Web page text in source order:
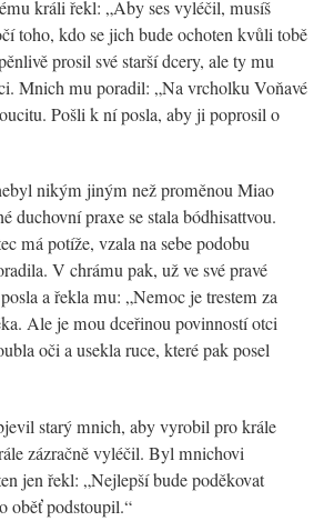
králi řekl: „Aby ses vyléčil, musíš
toho, kdo se jich bude ochoten kvůli tobě
prosil své starší dcery, ale ty mu
Mnich mu poradil: „Na vrcholku Voňavé
Pošli k ní posla, aby ji poprosil o
nikým jiným než proměnou Miao
duchovní praxe se stala bódhisattvou.
má potíže, vzala na sebe podobu
V chrámu pak, už ve své pravé
a řekla mu: „Nemoc je trestem za
Ale je mou dceřinou povinností otci
oči a usekla ruce, které pak posel
starý mnich, aby vyrobil pro krále
zázračně vyléčil. Byl mnichovi
jen řekl: „Nejlepší bude poděkovat
oběť podstoupil.“